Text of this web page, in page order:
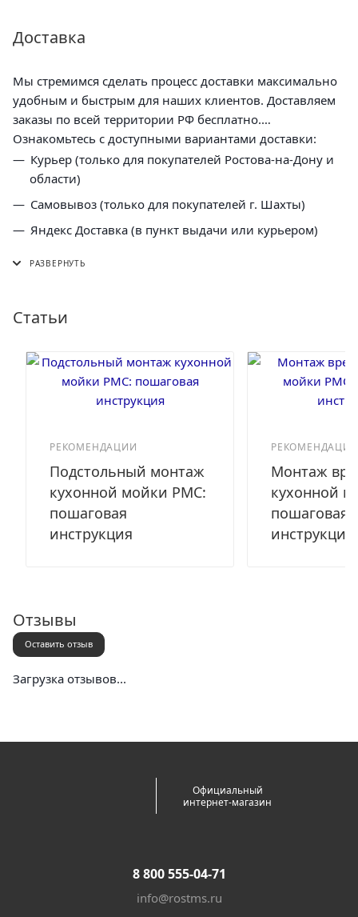
Доставка
Мы стремимся сделать процесс доставки максимально
удобным и быстрым для наших клиентов. Доставляем
заказы по всей территории РФ бесплатно.
Ознакомьтесь с доступными вариантами доставки:
Курьер (только для покупателей Ростова-на-Дону и
области)
Самовывоз (только для покупателей г. Шахты)
Яндекс Доставка (в пункт выдачи или курьером)
Статьи
РЕКОМЕНДАЦИИ
Подстольный монтаж
кухонной мойки РМС:
пошаговая
инструкция
РЕКОМЕНДАЦИИ
Монтаж
кухонной
пошаговая
инструкция
Отзывы
Оставить отзыв
Загрузка отзывов...
Официальный
интернет-магазин
8 800 555-04-71
info@rostms.ru